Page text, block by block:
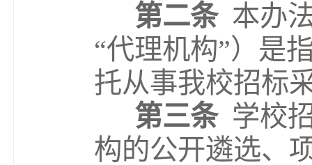
第二条 本办
“代理机构”）是
托从事我校招标
第三条 学校
构的公开遴选、